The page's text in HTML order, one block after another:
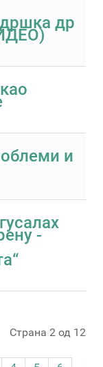
др
и
-
Страна 2 од 12